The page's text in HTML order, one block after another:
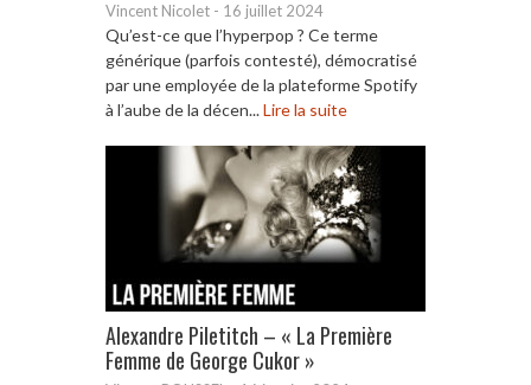
Vincent Nicolet - 16 juillet 2024
Qu’est-ce que l’hyperpop ? Ce terme
générique (parfois contesté), démocratisé
par une employée de la plateforme Spotify
à l’aube de la décen...Lire la suite
Alexandre Piletitch – « La Première
Femme de George Cukor »